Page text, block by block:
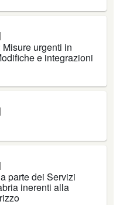
urgenti in
e integrazioni
parte dei Servizi
inerenti alla